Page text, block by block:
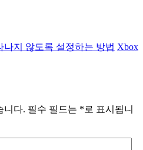
나지 않도록 설정하는 방법 Xbox
니다. 필수 필드는 *로 표시됩니